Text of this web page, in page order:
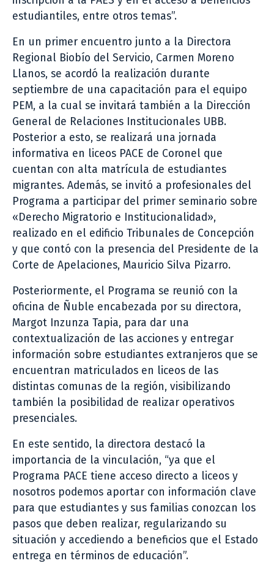
estudiantiles, entre otros temas”.
En un primer encuentro junto a la Directora
Regional Biobío del Servicio, Carmen Moreno
Llanos, se acordó la realización durante
septiembre de una capacitación para el equipo
PEM, a la cual se invitará también a la Dirección
General de Relaciones Institucionales UBB.
Posterior a esto, se realizará una jornada
informativa en liceos PACE de Coronel que
cuentan con alta matrícula de estudiantes
migrantes. Además, se invitó a profesionales del
Programa a participar del primer seminario sobre
«Derecho Migratorio e Institucionalidad»,
realizado en el edificio Tribunales de Concepción
y que contó con la presencia del Presidente de la
Corte de Apelaciones, Mauricio Silva Pizarro.
Posteriormente, el Programa se reunió con la
oficina de Ñuble encabezada por su directora,
Margot Inzunza Tapia, para dar una
contextualización de las acciones y entregar
información sobre estudiantes extranjeros que se
encuentran matriculados en liceos de las
distintas comunas de la región, visibilizando
también la posibilidad de realizar operativos
presenciales.
En este sentido, la directora destacó la
importancia de la vinculación, “ya que el
Programa PACE tiene acceso directo a liceos y
nosotros podemos aportar con información clave
para que estudiantes y sus familias conozcan los
pasos que deben realizar, regularizando su
situación y accediendo a beneficios que el Estado
entrega en términos de educación”.